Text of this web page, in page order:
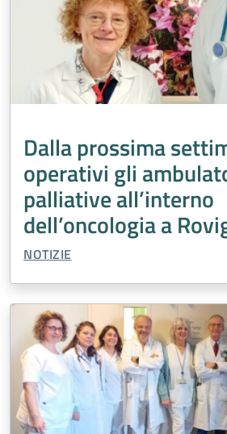
Dalla prossima
operativi gli
palliative all’interno
dell’oncologia a
TIPO CONTENUTO:
NOTIZIE